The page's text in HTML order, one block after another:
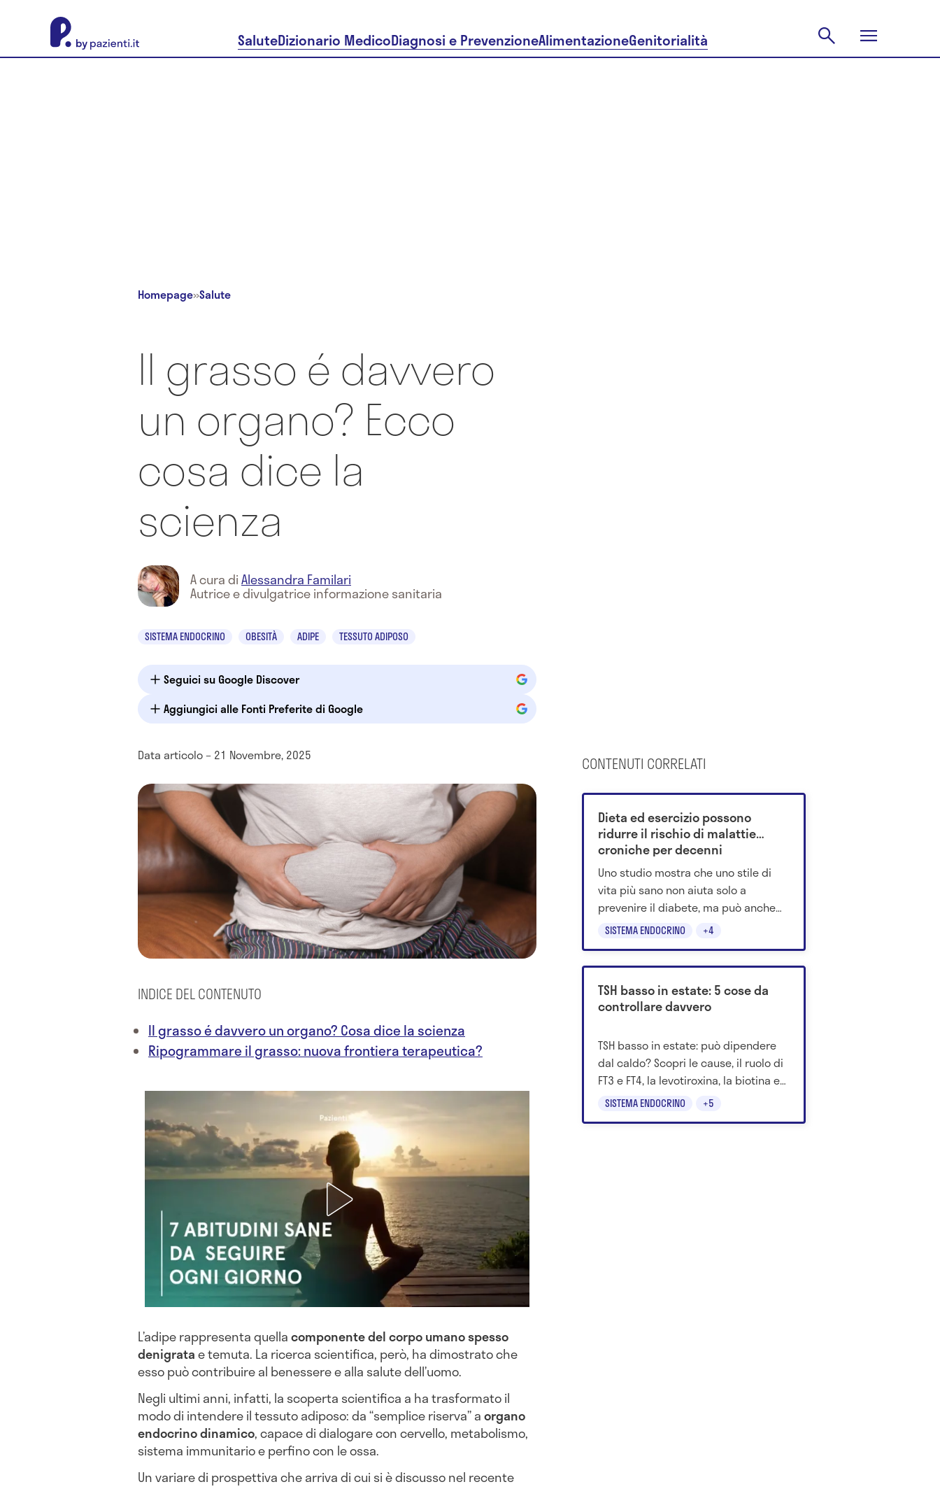
SaluteDizionario MedicoDiagnosi e PrevenzioneAlimentazioneGenitorialità
Homepage»Salute
Il grasso é davvero
un organo? Ecco
cosa dice la
scienza
A cura diAlessandra Familari
Autrice e divulgatrice informazione sanitaria
SISTEMA ENDOCRINO OBESITÀ ADIPE TESSUTO ADIPOSO
Seguici su Google Discover
Aggiungici alle Fonti Preferite di Google
Data articolo – 21 Novembre, 2025
INDICE DEL CONTENUTO
Il grasso é davvero un organo? Cosa dice la scienza
Ripogrammare il grasso: nuova frontiera terapeutica?
L’adipe rappresenta quellacomponente del corpo umano spesso
denigratae temuta. La ricerca scientifica, però, ha dimostrato che
esso può contribuire al benessere e alla salute dell’uomo.
Negli ultimi anni, infatti, la scoperta scientifica a ha trasformato il
modo di intendere il tessuto adiposo: da “semplice riserva” aorgano
endocrino dinamico, capace di dialogare con cervello, metabolismo,
sistema immunitario e perfino con le ossa.
Un variare di prospettiva che arriva di cui si è discusso nel recente
CONTENUTI CORRELATI
SISTEMA ENDOCRINO +4
Dieta ed esercizio possono
ridurre il rischio di malattie
croniche per decenni
Uno studio mostra che uno stile di
vita più sano non aiuta solo a
prevenire il diabete, ma può anche
ridurre il rischio di accumulare
SISTEMA ENDOCRINO +5
TSH basso in estate: 5 cose da
controllare davvero
TSH basso in estate: può dipendere
dal caldo? Scopri le cause, il ruolo di
FT3 e FT4, la levotiroxina, la biotina e
quando consultare il medico.